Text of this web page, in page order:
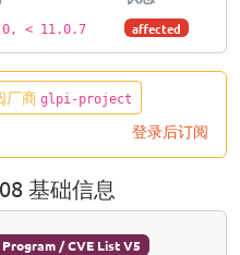
< 11.0.7 affected
厂商 glpi-project
登录后订阅
基础信息
Program / CVE List V5